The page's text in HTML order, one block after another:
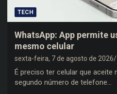
TECH
WhatsApp: App permite
mesmo celular
sexta-feira, 7 de agosto de 2026
É preciso ter celular que aceite
segundo número de telefone…